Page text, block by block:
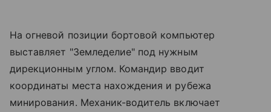
На огневой позиции бортовой компьютер
выставляет "Земледелие" под нужным
дирекционным углом. Командир вводит
координаты места нахождения и рубежа
минирования. Механик-водитель включает